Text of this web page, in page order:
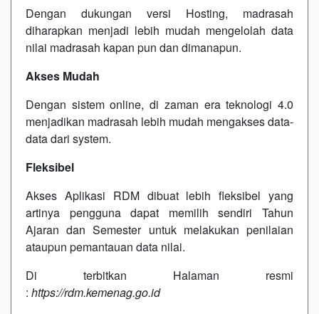
Dengan dukungan versi Hosting, madrasah
diharapkan menjadi lebih mudah mengelolah data
nilai madrasah kapan pun dan dimanapun.
Akses Mudah
Dengan sistem online, di zaman era teknologi 4.0
menjadikan madrasah lebih mudah mengakses data-
data dari system.
Fleksibel
Akses Aplikasi RDM dibuat lebih fleksibel yang
artinya pengguna dapat memilih sendiri Tahun
Ajaran dan Semester untuk melakukan penilaian
ataupun pemantauan data nilai.
Di terbitkan Halaman resmi
: https://rdm.kemenag.go.id